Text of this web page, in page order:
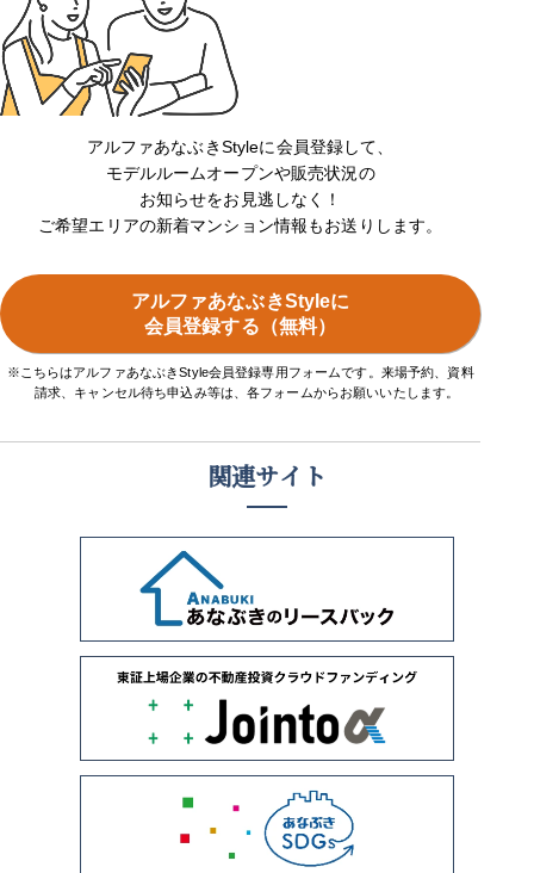
アルファあなぶきStyleに会員登録して、
モデルルームオープンや販売状況の
お知らせをお見逃しなく！
ご希望エリアの新着マンション情報もお送りします。
アルファあなぶきStyleに
会員登録する（無料）
※こちらはアルファあなぶきStyle会員登録専用フォームです。来場予約、資料
請求、キャンセル待ち申込み等は、各フォームからお願いいたします。
関連サイト